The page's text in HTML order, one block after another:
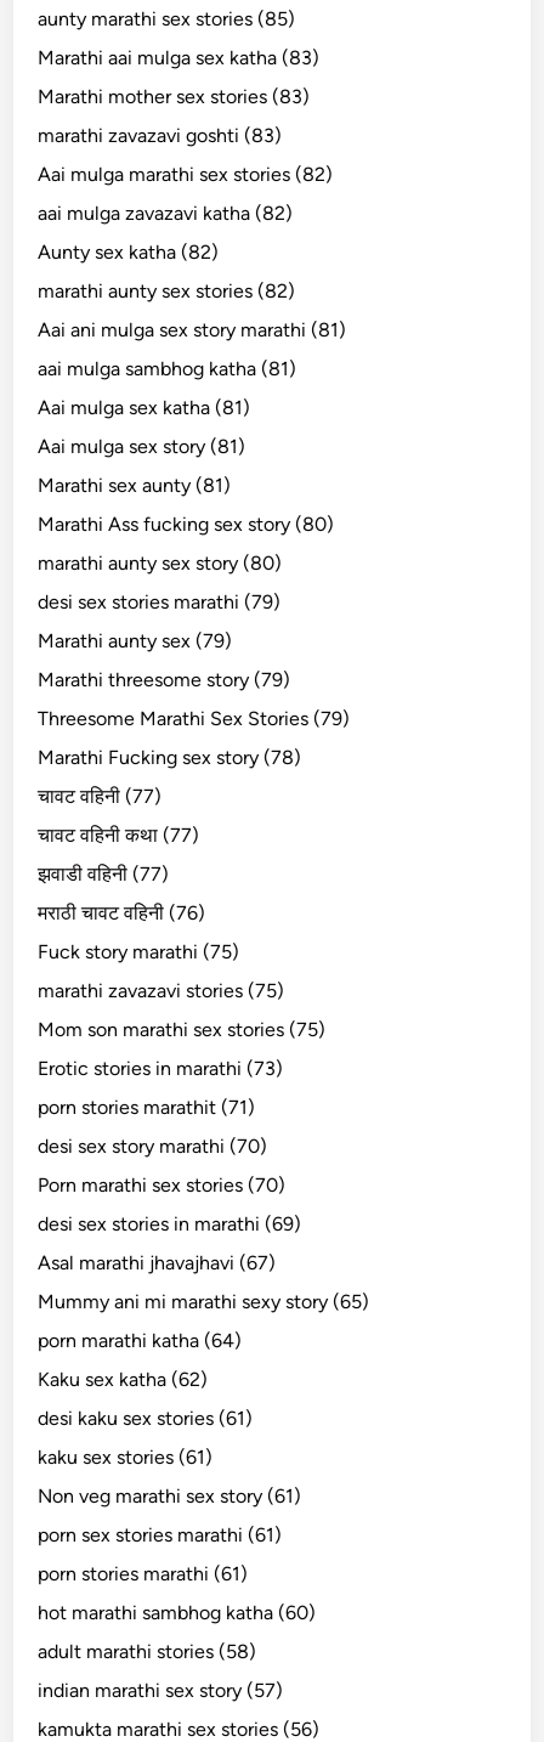
aunty marathi sex stories (85)
Marathi aai mulga sex katha (83)
Marathi mother sex stories (83)
marathi zavazavi goshti (83)
Aai mulga marathi sex stories (82)
aai mulga zavazavi katha (82)
Aunty sex katha (82)
marathi aunty sex stories (82)
Aai ani mulga sex story marathi (81)
aai mulga sambhog katha (81)
Aai mulga sex katha (81)
Aai mulga sex story (81)
Marathi sex aunty (81)
Marathi Ass fucking sex story (80)
marathi aunty sex story (80)
desi sex stories marathi (79)
Marathi aunty sex (79)
Marathi threesome story (79)
Threesome Marathi Sex Stories (79)
Marathi Fucking sex story (78)
चावट वहिनी (77)
चावट वहिनी कथा (77)
झवाडी वहिनी (77)
मराठी चावट वहिनी (76)
Fuck story marathi (75)
marathi zavazavi stories (75)
Mom son marathi sex stories (75)
Erotic stories in marathi (73)
porn stories marathit (71)
desi sex story marathi (70)
Porn marathi sex stories (70)
desi sex stories in marathi (69)
Asal marathi jhavajhavi (67)
Mummy ani mi marathi sexy story (65)
porn marathi katha (64)
Kaku sex katha (62)
desi kaku sex stories (61)
kaku sex stories (61)
Non veg marathi sex story (61)
porn sex stories marathi (61)
porn stories marathi (61)
hot marathi sambhog katha (60)
adult marathi stories (58)
indian marathi sex story (57)
kamukta marathi sex stories (56)